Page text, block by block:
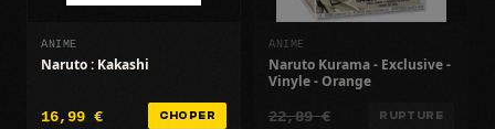
ANIME
Naruto : Kakashi
16,99 € CHOPER
ANIME
Naruto Kurama - Exclusive -
Vinyle - Orange
22,89 € RUPTURE